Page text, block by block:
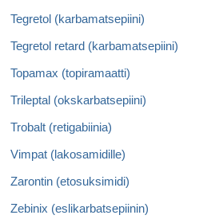
Tegretol (karbamatsepiini)
Tegretol retard (karbamatsepiini)
Topamax (topiramaatti)
Trileptal (okskarbatsepiini)
Trobalt (retigabiinia)
Vimpat (lakosamidille)
Zarontin (etosuksimidi)
Zebinix (eslikarbatsepiinin)